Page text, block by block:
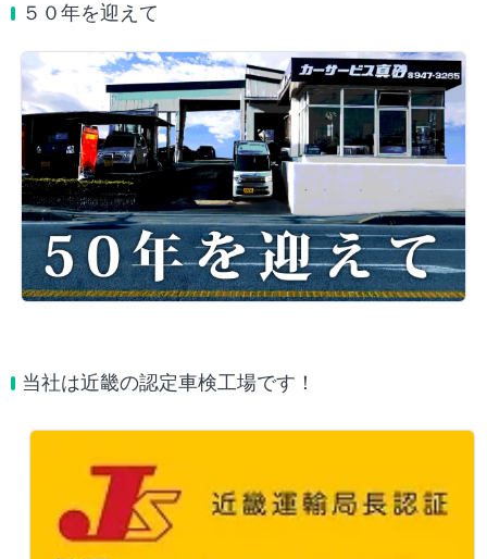
５０年を迎えて
当社は近畿の認定車検工場です！